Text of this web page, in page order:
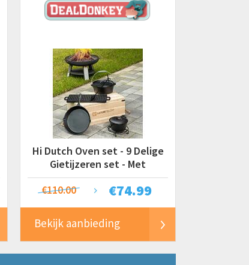
Hi Dutch Oven set - 9 Delige
Gietijzeren set - Met
opbergkist
€74.99
€110.00
Bekijk aanbieding